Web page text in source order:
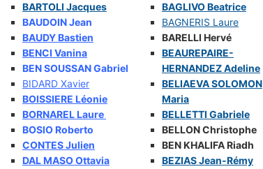
BARTOLI Jacques
BAUDOIN Jean
BAUDY Bastien
BENCI Vanina
BEN SOUSSAN Gabriel
BIDARD Xavier
BOISSIERE Léonie
BORNAREL Laure
BOSIO Roberto
CONTES Julien
DAL MASO Ottavia
BAGLIVO Beatrice
BAGNERIS Laure
BARELLI Hervé
BEAUREPAIRE-
HERNANDEZ Adeline
BELIAEVA SOLOMON
Maria
BELLETTI Gabriele
BELLON Christophe
BEN KHALIFA Riadh
BEZIAS Jean-Rémy